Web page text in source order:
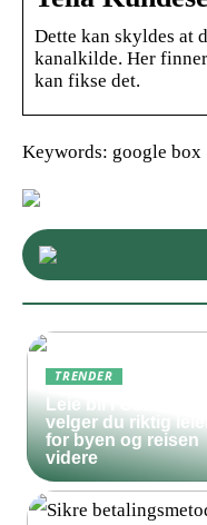
Dette kan skyldes at
kanalkilde. Her
kan fikse det.
Keywords: google box
TRENDER
Leie bil i Oslo – slik
velger du riktig
for byen og reisen
videre